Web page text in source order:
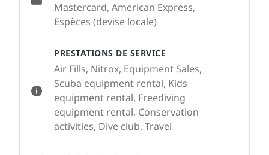
PRESTATIONS DE SERVICE
Air Fills, Nitrox, Equipment Sales,
Scuba equipment rental, Kids
equipment rental, Freediving
equipment rental, Conservation
activities, Dive club, Travel
Mastercard, American Express,
Espèces (devise locale)